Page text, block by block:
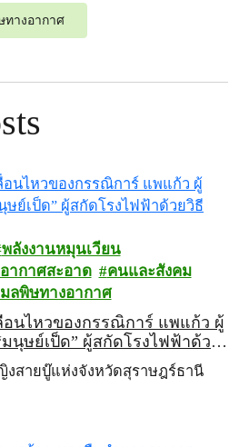
ทางอากาศ
พลังงานหมุนเวียน
อากาศสะอาด
คนและสังคม
มลพิษทางอากาศ
อนไหวของกรรณิการ์ แพแก้ว ผู้
นุษย์เป็ด” ผู้สกัดโรงไฟฟ้าด้วย
สายบู๊แห่งจังหวัดสุราษฎร์ธานี